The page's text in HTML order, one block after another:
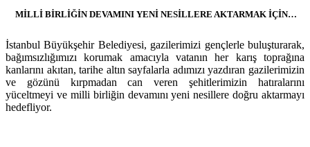
MİLLİ BİRLİĞİN DEVAMINI YENİ NESİLLERE AKTARMAK İÇİN…
İstanbul Büyükşehir Belediyesi, gazilerimizi gençlerle buluşturarak,
bağımsızlığımızı korumak amacıyla vatanın her karış toprağına
kanlarını akıtan, tarihe altın sayfalarla adımızı yazdıran gazilerimizin
ve gözünü kırpmadan can veren şehitlerimizin hatıralarını
yüceltmeyi ve milli birliğin devamını yeni nesillere doğru aktarmayı
hedefliyor.